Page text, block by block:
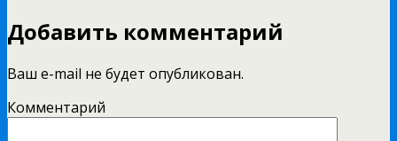
Добавить комментарий
Ваш e-mail не будет опубликован.
Комментарий